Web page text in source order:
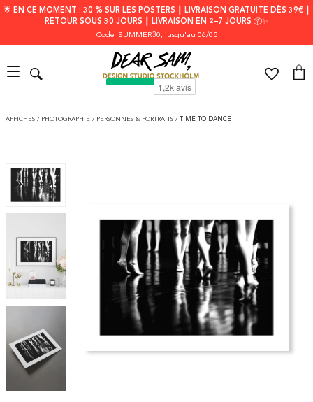
🌟 EN CE MOMENT : 30 % SUR LES POSTERS ┃ LIVRAISON GRATUITE DÈS 39€ ┃
RETOUR SOUS 30 JOURS ┃ LIVRAISON EN 2–7 JOURS 📦✨
Code: SUMMER30, jusqu'au 06/08
AFFICHES / PHOTOGRAPHIE / PERSONNES & PORTRAITS / TIME TO DANCE